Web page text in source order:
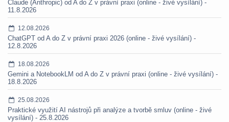
Claude (Anthropic) od A do Z v právní praxi (online - živé vysílání) -
11.8.2026
12.08.2026
ChatGPT od A do Z v právní praxi 2026 (online - živé vysílání) -
12.8.2026
18.08.2026
Gemini a NotebookLM od A do Z v právní praxi (online - živé vysílání) -
18.8.2026
25.08.2026
Praktické využití AI nástrojů při analýze a tvorbě smluv (online - živé
vysílání) - 25.8.2026